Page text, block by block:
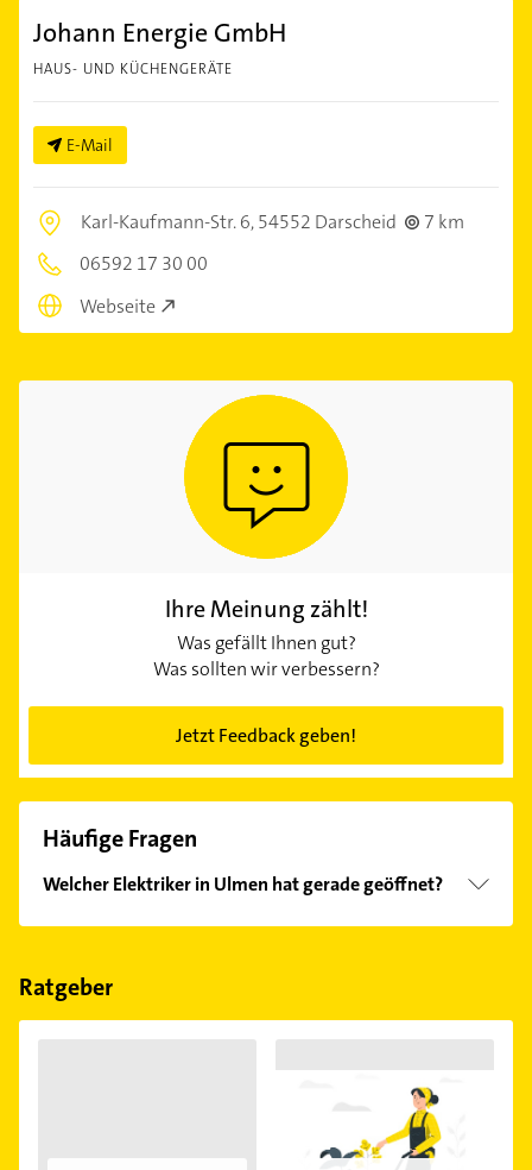
Johann Energie GmbH
HAUS- UND KÜCHENGERÄTE
E-Mail
Karl-Kaufmann-Str. 6,54552 Darscheid
7 km
06592 17 30 00
Webseite
Ihre Meinung zählt!
Was gefällt Ihnen gut?
Was sollten wir verbessern?
Jetzt Feedback geben!
Häufige Fragen
Welcher Elektriker in Ulmen hat gerade geöffnet?
Im Anbieter-Bereich finden Sie alleÖffnungszeiten.
Feiertagen abweichen können.
Ratgeber